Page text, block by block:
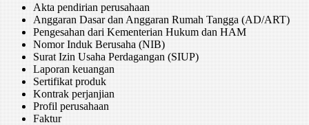
Akta pendirian perusahaan
Anggaran Dasar dan Anggaran Rumah Tangga (AD/ART)
Pengesahan dari Kementerian Hukum dan HAM
Nomor Induk Berusaha (NIB)
Surat Izin Usaha Perdagangan (SIUP)
Laporan keuangan
Sertifikat produk
Kontrak perjanjian
Profil perusahaan
Faktur